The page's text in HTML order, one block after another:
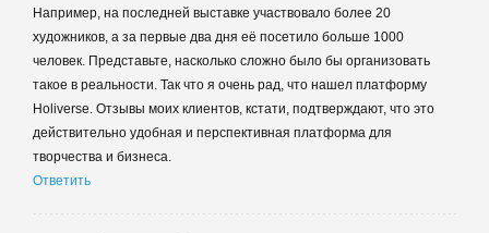
Например, на последней выставке участвовало более 20
художников, а за первые два дня её посетило больше 1000
человек. Представьте, насколько сложно было бы организовать
такое в реальности. Так что я очень рад, что нашел платформу
Holiverse. Отзывы моих клиентов, кстати, подтверждают, что это
действительно удобная и перспективная платформа для
творчества и бизнеса.
Ответить